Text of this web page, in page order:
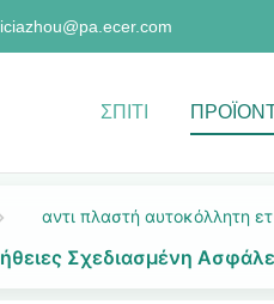
ΣΠΊΤΙ
αντι πλαστή αυτοκόλλητη
Σχεδιασμένη